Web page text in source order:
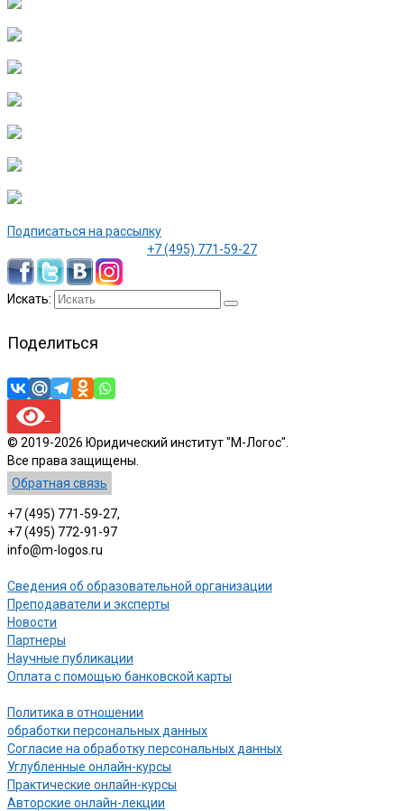
Подписаться на рассылку
+7 (495) 771-59-27
Искать:
Поделиться
© 2019-2026 Юридический институт "М-Логос".
Все права защищены.
Обратная связь
+7 (495) 771-59-27,
+7 (495) 772-91-97
info@m-logos.ru
Сведения об образовательной организации
Преподаватели и эксперты
Новости
Партнеры
Научные публикации
Оплата с помощью банковской карты
Политика в отношении
обработки персональных данных
Согласие на обработку персональных данных
Углубленные онлайн-курсы
Практические онлайн-курсы
Авторские онлайн-лекции